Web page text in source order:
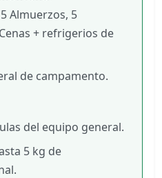
Almuerzos, 5
+ refrigerios de
de campamento.
del equipo general.
5 kg de